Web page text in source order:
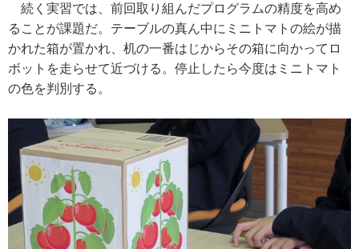
続く実習では、前回取り組んだプログラムの精度を高め
ることが課題だ。テーブルの真ん中にミニトマトの絵が描
かれた箱が置かれ、机の一番はじからその箱に向かってロ
ボットを走らせて近づける。停止したら今度はミニトマト
の色を判別する。